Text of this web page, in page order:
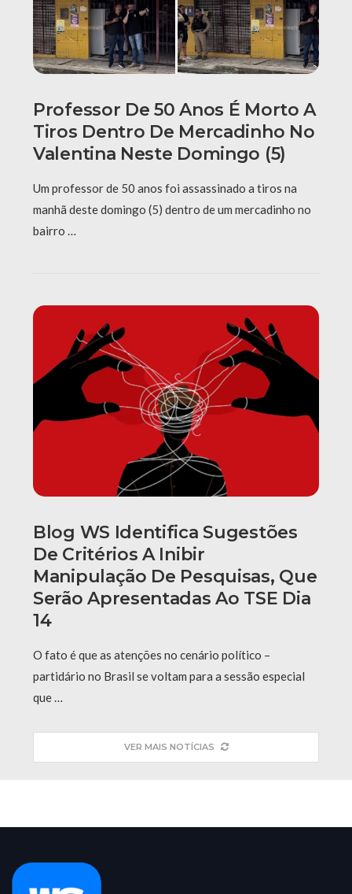
Professor De 50 Anos É Morto A
Tiros Dentro De Mercadinho No
Valentina Neste Domingo (5)
Um professor de 50 anos foi assassinado a tiros na
manhã deste domingo (5) dentro de um mercadinho no
bairro …
Blog WS Identifica Sugestões
De Critérios A Inibir
Manipulação De Pesquisas, Que
Serão Apresentadas Ao TSE Dia
14
O fato é que as atenções no cenário político –
partidário no Brasil se voltam para a sessão especial
que …
VER MAIS NOTÍCIAS